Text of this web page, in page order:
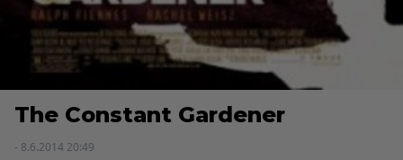
The Constant Gardener
- 8.6.2014 20:49